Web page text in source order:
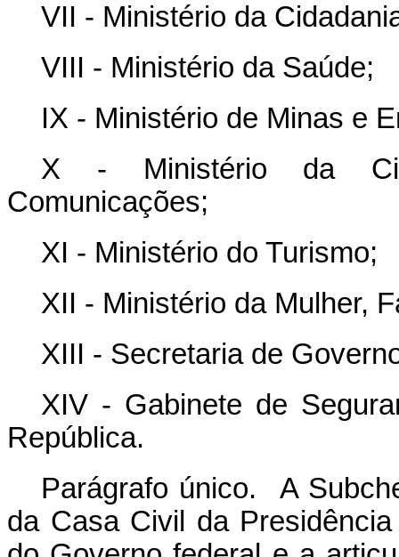
VII - Ministério da
VIII - Ministério da Saúde;
IX - Ministério de Minas e
X - Ministério da
Comunicações;
XI - Ministério do Turismo;
XII - Ministério da Mulher,
XIII - Secretaria de
XIV - Gabinete de
República.
Parágrafo único. A
da Casa Civil da